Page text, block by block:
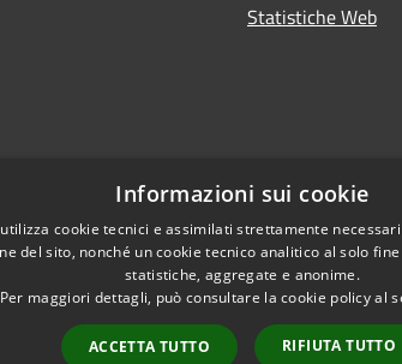
Statistiche Web
Informazioni sui cookie
cookie tecnici e assimilati strettamente
del sito, nonché un cookie tecnico analitico al solo
statistiche, aggregate e anonime.
Per maggiori dettagli, può consultare la cookie policy al
ACCETTA TUTTO RIFIUTA TUTTO